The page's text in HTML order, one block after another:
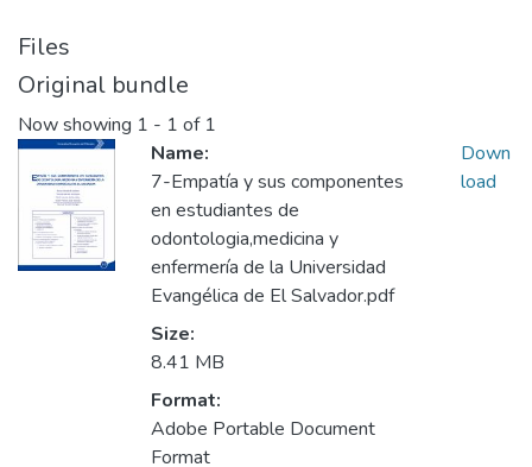
Files
Original bundle
Now showing 1 - 1 of 1
Name:
7-Empatía y sus componentes
en estudiantes de
odontologia,medicina y
enfermería de la Universidad
Evangélica de El Salvador.pdf
Size:
8.41 MB
Format:
Adobe Portable Document
Format
Down
load